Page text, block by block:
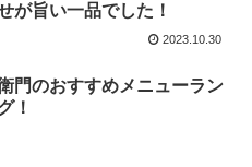
が旨い一品でした！
2023.10.30
門のおすすめメニューラン
！